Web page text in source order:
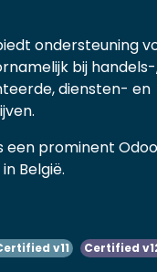
ondersteuning
bij
diensten- en
een prominent
België.
v11 Certified